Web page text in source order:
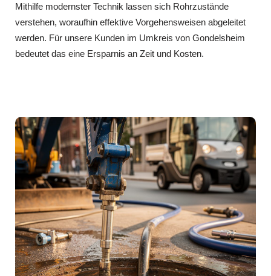
Mithilfe modernster Technik lassen sich Rohrzustände
verstehen, woraufhin effektive Vorgehensweisen abgeleitet
werden. Für unsere Kunden im Umkreis von Gondelsheim
bedeutet das eine Ersparnis an Zeit und Kosten.